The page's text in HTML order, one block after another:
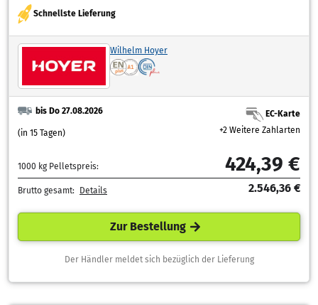
Schnellste Lieferung
Wilhelm Hoyer
bis Do 27.08.2026
(in 15 Tagen)
EC-Karte
+2 Weitere Zahlarten
1000 kg Pelletspreis: 424,39 €
Brutto gesamt: Details 2.546,36 €
Zur Bestellung
Der Händler meldet sich bezüglich der Lieferung